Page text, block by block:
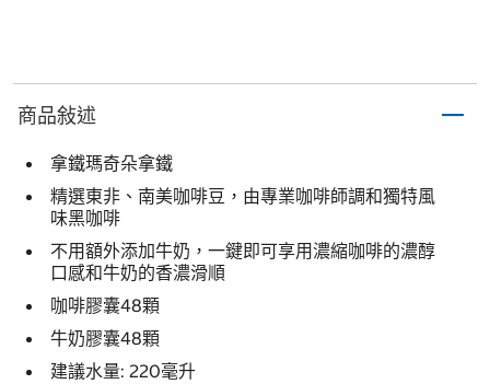
商品敍述
拿鐵瑪奇朵拿鐵
精選東非、南美咖啡豆，由專業咖啡師調和獨特風
味黑咖啡
不用額外添加牛奶，一鍵即可享用濃縮咖啡的濃醇
口感和牛奶的香濃滑順
咖啡膠囊48顆
牛奶膠囊48顆
建議水量: 220毫升